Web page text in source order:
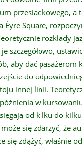
przesiadkowego, a
Éyre Square,
rozkłady
je szczegółowo,
aby dać pasażerom
do
innej linii.
w kursowaniu
od kilku do
się zdarzyć, że
się zdążyć, właśnie